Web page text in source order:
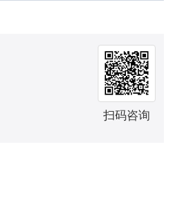
扫码咨询